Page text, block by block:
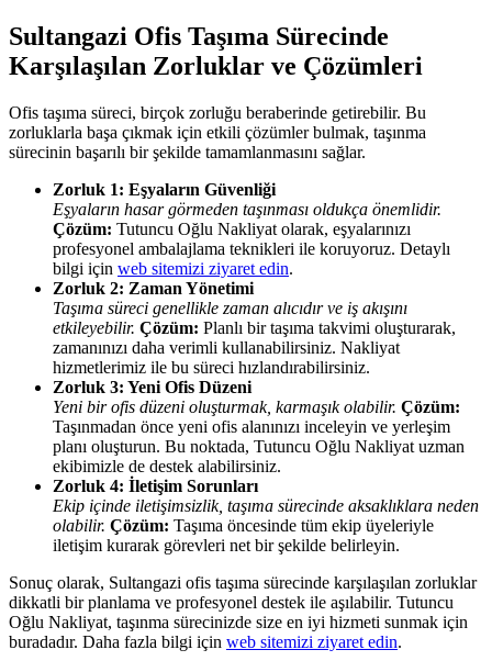
Sultangazi Ofis Taşıma Sürecinde
Karşılaşılan Zorluklar ve Çözümleri
Ofis taşıma süreci, birçok zorluğu beraberinde getirebilir. Bu
zorluklarla başa çıkmak için etkili çözümler bulmak, taşınma
sürecinin başarılı bir şekilde tamamlanmasını sağlar.
Zorluk 1: Eşyaların Güvenliği
Eşyaların hasar görmeden taşınması oldukça önemlidir.
Çözüm: Tutuncu Oğlu Nakliyat olarak, eşyalarınızı
profesyonel ambalajlama teknikleri ile koruyoruz. Detaylı
bilgi için web sitemizi ziyaret edin.
Zorluk 2: Zaman Yönetimi
Taşıma süreci genellikle zaman alıcıdır ve iş akışını
etkileyebilir. Çözüm: Planlı bir taşıma takvimi oluşturarak,
zamanınızı daha verimli kullanabilirsiniz. Nakliyat
hizmetlerimiz ile bu süreci hızlandırabilirsiniz.
Zorluk 3: Yeni Ofis Düzeni
Yeni bir ofis düzeni oluşturmak, karmaşık olabilir. Çözüm:
Taşınmadan önce yeni ofis alanınızı inceleyin ve yerleşim
planı oluşturun. Bu noktada, Tutuncu Oğlu Nakliyat uzman
ekibimizle de destek alabilirsiniz.
Zorluk 4: İletişim Sorunları
Ekip içinde iletişimsizlik, taşıma sürecinde aksaklıklara neden
olabilir. Çözüm: Taşıma öncesinde tüm ekip üyeleriyle
iletişim kurarak görevleri net bir şekilde belirleyin.
Sonuç olarak, Sultangazi ofis taşıma sürecinde karşılaşılan zorluklar
dikkatli bir planlama ve profesyonel destek ile aşılabilir. Tutuncu
Oğlu Nakliyat, taşınma sürecinizde size en iyi hizmeti sunmak için
buradadır. Daha fazla bilgi için web sitemizi ziyaret edin.